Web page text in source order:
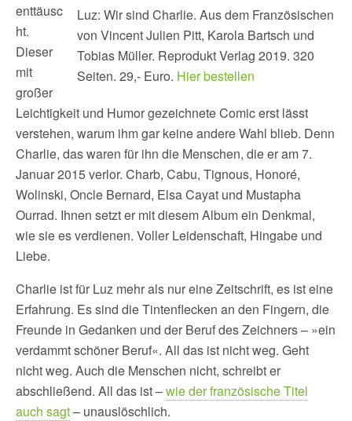
Luz: Wir sind Charlie. Aus dem Französischen
von Vincent Julien Pitt, Karola Bartsch und
Tobias Müller. Reprodukt Verlag 2019. 320
Seiten. 29,- Euro. Hier bestellen
enttäusc
ht.
Dieser
mit
großer
Leichtigkeit und Humor gezeichnete Comic erst lässt
verstehen, warum ihm gar keine andere Wahl blieb. Denn
Charlie, das waren für ihn die Menschen, die er am 7.
Januar 2015 verlor. Charb, Cabu, Tignous, Honoré,
Wolinski, Oncle Bernard, Elsa Cayat und Mustapha
Ourrad. Ihnen setzt er mit diesem Album ein Denkmal,
wie sie es verdienen. Voller Leidenschaft, Hingabe und
Liebe.
Charlie ist für Luz mehr als nur eine Zeitschrift, es ist eine
Erfahrung. Es sind die Tintenflecken an den Fingern, die
Freunde in Gedanken und der Beruf des Zeichners – »ein
verdammt schöner Beruf«. All das ist nicht weg. Geht
nicht weg. Auch die Menschen nicht, schreibt er
abschließend. All das ist –wie der französische Titel
auch sagt– unauslöschlich.